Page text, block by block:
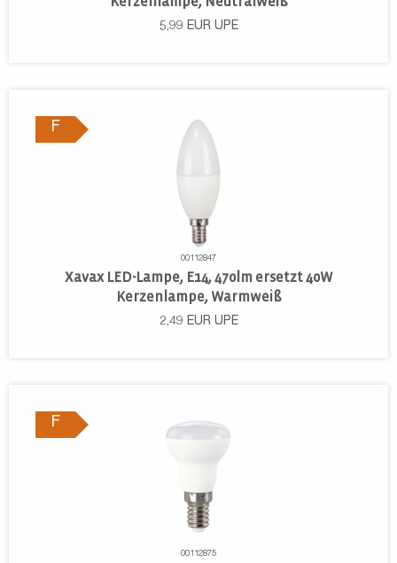
5,99 EUR UPE
F
00112847
Xavax LED-Lampe, E14, 470lm ersetzt 40W
Kerzenlampe, Warmweiß
2,49 EUR UPE
F
00112875